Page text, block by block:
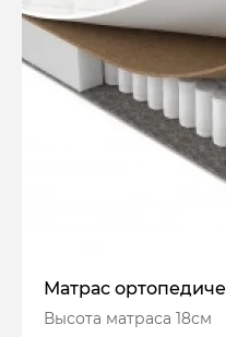
Матрас
Высота матраса 18см